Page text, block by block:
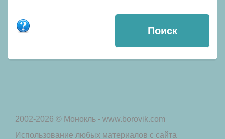
2002-2026 © Монокль - www.borovik.com
Использование любых материалов с сайта